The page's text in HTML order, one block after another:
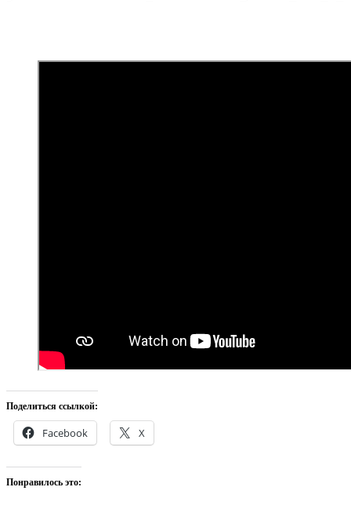
Поделиться ссылкой:
Facebook X
Понравилось это: